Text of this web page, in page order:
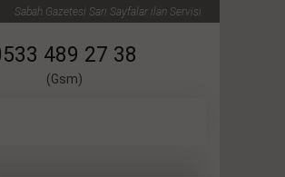
Sabah Gazetesi Sarı Sayfalar ilan Servisi
489 27 38
(Gsm)